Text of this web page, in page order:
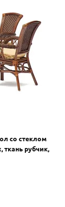
со стеклом
ткань рубчик,